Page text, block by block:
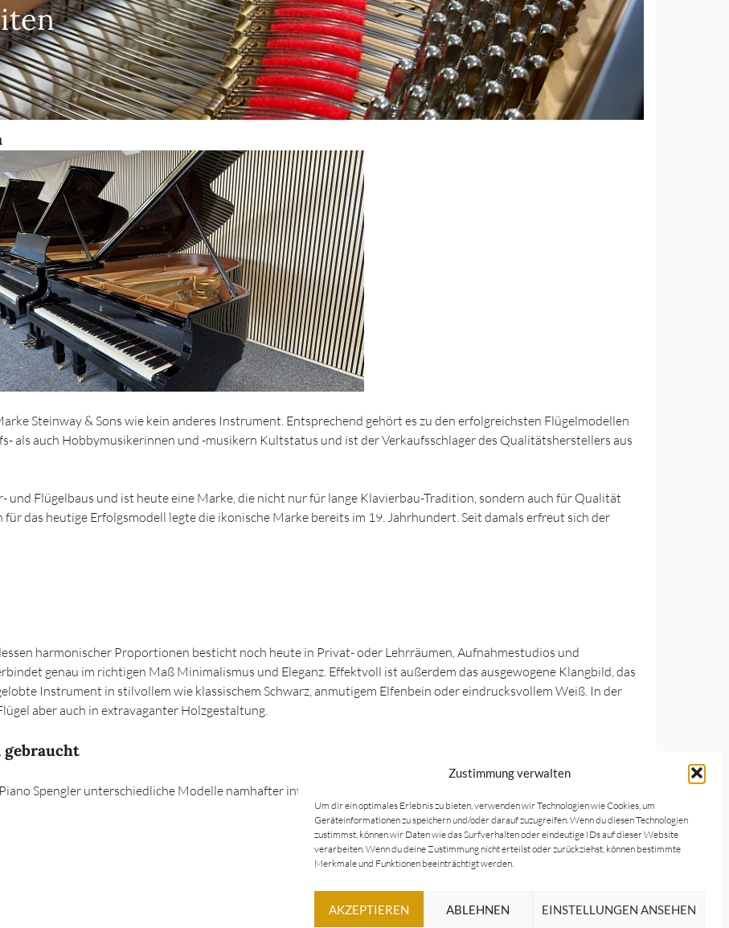
Zustimmung verwalten
Um dir ein optimales Erlebnis zu bieten, verwenden wir Technologien wie Cookies, um
Geräteinformationen zu speichern und/oder darauf zuzugreifen. Wenn du diesen Technologien
zustimmst, können wir Daten wie das Surfverhalten oder eindeutige IDs auf dieser Website
verarbeiten. Wenn du deine Zustimmung nicht erteilst oder zurückziehst, können bestimmte
Merkmale und Funktionen beeinträchtigt werden.
AKZEPTIEREN ABLEHNEN EINSTELLUNGEN ANSEHEN
Steinway & Sons wie kein anderes Instrument. Entsprechend gehört es zu den erfolgreichsten Flügelmodellen
als auch Hobbymusikerinnen und -musikern Kultstatus und ist der Verkaufsschlager des Qualitätsherstellers aus
und Flügelbaus und ist heute eine Marke, die nicht nur für lange Klavierbau-Tradition, sondern auch für Qualität
das heutige Erfolgsmodell legte die ikonische Marke bereits im 19. Jahrhundert. Seit damals erfreut sich der
harmonischer Proportionen besticht noch heute in Privat- oder Lehrräumen, Aufnahmestudios und
genau im richtigen Maß Minimalismus und Eleganz. Effektvoll ist außerdem das ausgewogene Klangbild, das
Instrument in stilvollem wie klassischem Schwarz, anmutigem Elfenbein oder eindrucksvollem Weiß. In der
aber auch in extravaganter Holzgestaltung.
gebraucht
Spengler unterschiedliche Modelle namhafter internationaler Hersteller, wie beispielweise: